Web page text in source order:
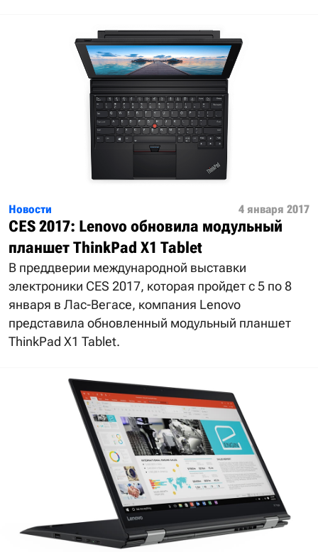
Новости 4 января 2017
CES 2017: Lenovo обновила модульный
планшет ThinkPad X1 Tablet
В преддверии международной выставки
электроники CES 2017, которая пройдет с 5 по 8
января в Лас-Вегасе, компания Lenovo
представила обновленный модульный планшет
ThinkPad X1 Tablet.